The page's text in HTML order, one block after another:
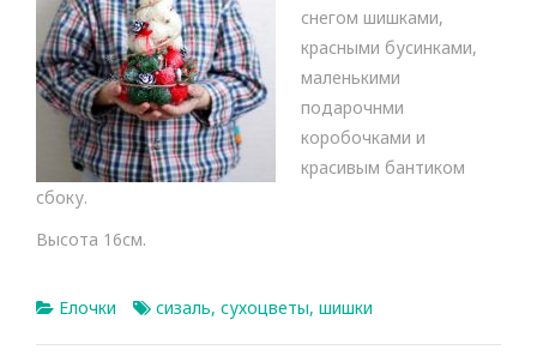
снегом шишками,
красными бусинками,
маленькими
подарочнми
коробочками и
красивым бантиком
сбоку.
Высота 16см.
Елочки сизаль, сухоцветы, шишки